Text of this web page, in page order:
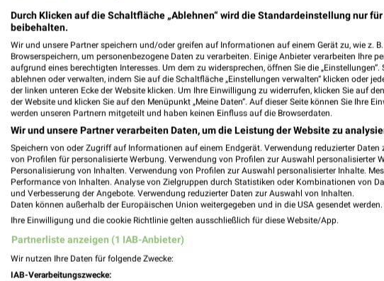
Logo Getränke-Fachmarkt Nidda
63667 Nidda
Durch Klicken auf die Schaltfläche „Ablehnen“ wird die Standardeinstellung nur
beibehalten.
Wir und unsere Partner speichern und/oder greifen auf Informationen auf einem Gerät zu, wie z.
Browserspeichern, um personenbezogene Daten zu verarbeiten. Einige Anbieter verarbeiten Ihre
aufgrund eines berechtigten Interesses. Um dem zu widersprechen, öffnen Sie die
ablehnen oder verwalten, indem Sie auf die Schaltfläche „Einstellungen verwalten“ klicken oder
der linken unteren Ecke der Website klicken. Um Ihre Einwilligung zu widerrufen, klicken Sie auf
der Website und klicken Sie auf den Menüpunkt „Meine Daten“. Auf dieser Seite können Sie Ihre
werden unseren Partnern mitgeteilt und haben keinen Einfluss auf die Browserdaten.
Wir und unsere Partner verarbeiten Daten, um die Leistung der Website zu
Speichern von oder Zugriff auf Informationen auf einem Endgerät. Verwendung reduzierter Daten
von Profilen für personalisierte Werbung. Verwendung von Profilen zur Auswahl personalisierter
Personalisierung von Inhalten. Verwendung von Profilen zur Auswahl personalisierter Inhalte.
Performance von Inhalten. Analyse von Zielgruppen durch Statistiken oder Kombinationen von
und Verbesserung der Angebote. Verwendung reduzierter Daten zur Auswahl von Inhalten.
Daten können außerhalb der Europäischen Union weitergegeben und in die USA gesendet werden.
Ihre Einwilligung und die cookie Richtlinie gelten ausschließlich für diese Website/App.
Partnerliste anzeigen (1 IAB-Anbieter)
Wir nutzen Ihre Daten für folgende Zwecke:
IAB-Verarbeitungszwecke: